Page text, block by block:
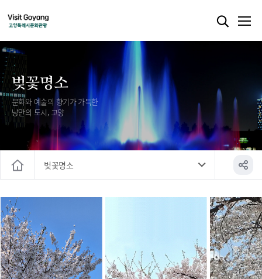
벚꽃명소
문화와 예술의 향기가 가득한
낭만의 도시, 고양
벚꽃명소